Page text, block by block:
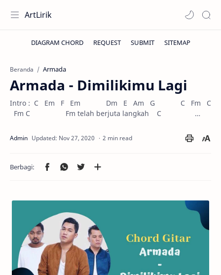
ArtLirik
Beranda Armada
Armada - Dimilikimu Lagi
Intro : C Em F Em Dm E Am G C Fm C
Fm C Fm telah berjuta langkah C …
2 min read